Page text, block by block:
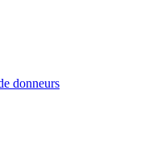
donneurs